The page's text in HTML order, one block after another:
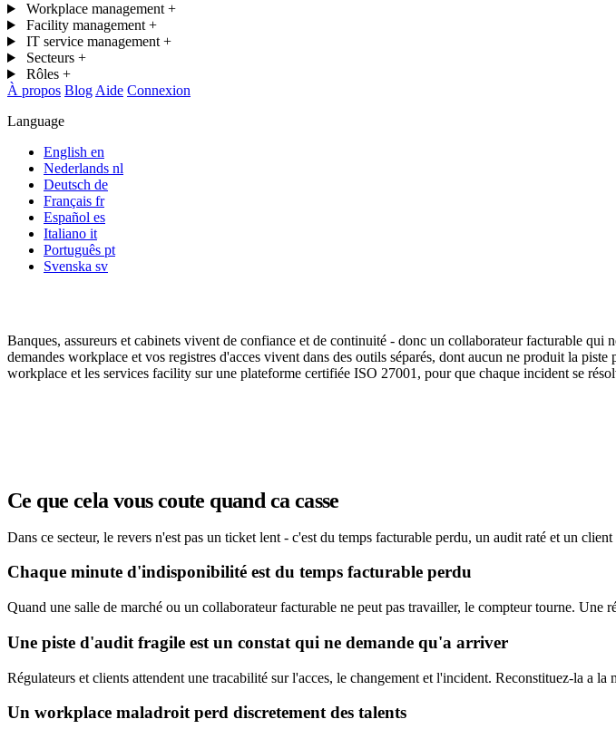
Workplace management +
Facility management +
IT service management +
Secteurs +
Rôles +
À propos Blog Aide Connexion
Language
English en
Nederlands nl
Deutsch de
Français fr
Español es
Italiano it
Português pt
Svenska sv
Banques, assureurs et cabinets vivent de confiance et de continuité - donc un collaborateur facturable
demandes workplace et vos registres d'acces vivent dans des outils séparés, dont aucun ne produit la
workplace et les services facility sur une plateforme certifiée ISO 27001, pour que chaque incident se
Ce que cela vous coute quand ca casse
Dans ce secteur, le revers n'est pas un ticket lent - c'est du temps facturable perdu, un audit raté et un
Chaque minute d'indisponibilité est du temps facturable perdu
Quand une salle de marché ou un collaborateur facturable ne peut pas travailler, le compteur tourne.
Une piste d'audit fragile est un constat qui ne demande qu'a arriver
Régulateurs et clients attendent une tracabilité sur l'acces, le changement et l'incident. Reconstituez-la a la
Un workplace maladroit perd discretement des talents